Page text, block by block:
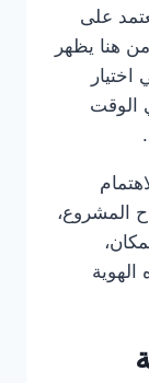
على
هنا يظهر
اختيار
الوقت
المشروع،
الهوية